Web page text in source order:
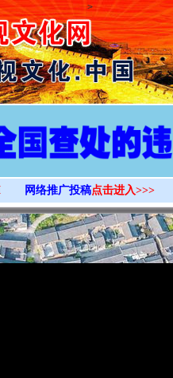
>
网络推广投稿点击进入>>>